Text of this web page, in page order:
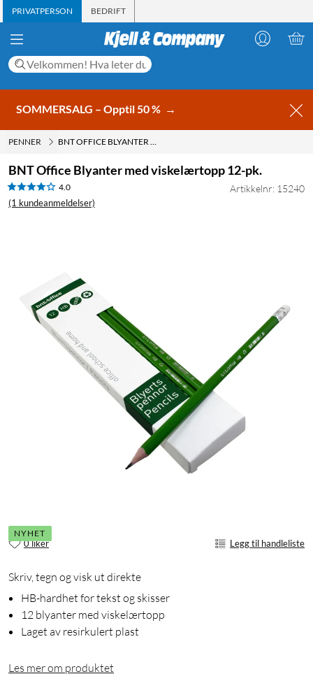
PRIVATPERSON BEDRIFT
SOMMERSALG – Opptil 50 % →
PENNER BNT OFFICE BLYANTER MED VISKELÆRTOPP 12-PK.
BNT Office Blyanter med viskelærtopp 12-pk.
4.0
(1 kundeanmeldelser)
Artikkelnr: 15240
NYHET
0 liker Legg til handleliste
Skriv, tegn og visk ut direkte
HB-hardhet for tekst og skisser
12 blyanter med viskelærtopp
Laget av resirkulert plast
Les mer om produktet